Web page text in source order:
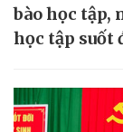
bào học tập,
học tập suốt